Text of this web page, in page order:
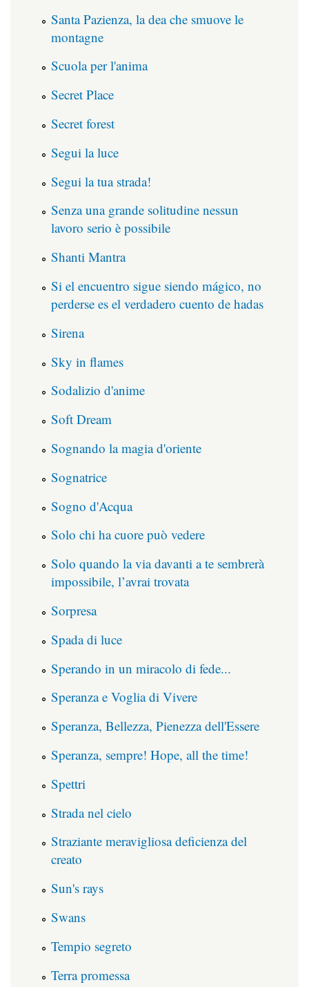
Santa Pazienza, la dea che smuove le
montagne
Scuola per l'anima
Secret Place
Secret forest
Segui la luce
Segui la tua strada!
Senza una grande solitudine nessun
lavoro serio è possibile
Shanti Mantra
Si el encuentro sigue siendo mágico, no
perderse es el verdadero cuento de hadas
Sirena
Sky in flames
Sodalizio d'anime
Soft Dream
Sognando la magia d'oriente
Sognatrice
Sogno d'Acqua
Solo chi ha cuore può vedere
Solo quando la via davanti a te sembrerà
impossibile, l’avrai trovata
Sorpresa
Spada di luce
Sperando in un miracolo di fede...
Speranza e Voglia di Vivere
Speranza, Bellezza, Pienezza dell'Essere
Speranza, sempre! Hope, all the time!
Spettri
Strada nel cielo
Straziante meravigliosa deficienza del
creato
Sun's rays
Swans
Tempio segreto
Terra promessa